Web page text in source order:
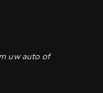
uw auto of